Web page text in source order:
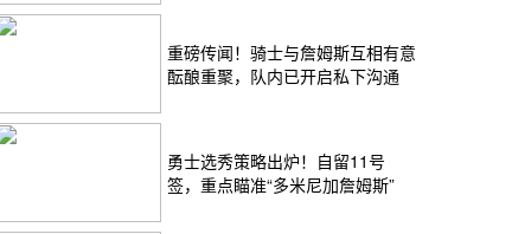
重磅传闻！骑士与詹姆斯互相有意
酝酿重聚，队内已开启私下沟通
勇士选秀策略出炉！自留11号
签，重点瞄准“多米尼加詹姆斯”